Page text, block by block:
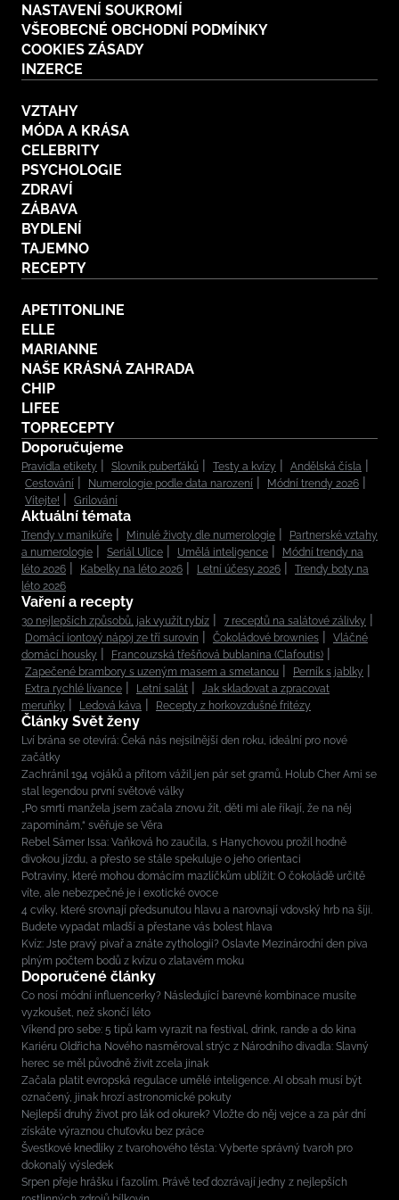
NASTAVENÍ SOUKROMÍ
VŠEOBECNÉ OBCHODNÍ PODMÍNKY
COOKIES ZÁSADY
INZERCE
VZTAHY
MÓDA A KRÁSA
CELEBRITY
PSYCHOLOGIE
ZDRAVÍ
ZÁBAVA
BYDLENÍ
TAJEMNO
RECEPTY
APETITONLINE
ELLE
MARIANNE
NAŠE KRÁSNÁ ZAHRADA
CHIP
LIFEE
TOPRECEPTY
Doporučujeme
Pravidla etikety Slovník puberťáků Testy a kvízy
Andělská čísla
Cestování
Numerologie podle data narození
Módní trendy 2026
Vítejte!
Grilování
Aktuální témata
Trendy v manikúře Minulé životy dle numerologie
Partnerské vztahy
a numerologie
Seriál Ulice Umělá inteligence
Módní trendy na
léto 2026
Kabelky na léto 2026 Letní účesy 2026
Trendy boty na
léto 2026
Vaření a recepty
30 nejlepších způsobů, jak využít rybíz
7 receptů na salátové zálivky
Domácí iontový nápoj ze tří surovin
Čokoládové brownies
Vláčné
domácí housky
Francouzská třešňová bublanina (Clafoutis)
Zapečené brambory s uzeným masem a smetanou
Perník s jablky
Extra rychlé lívance
Letní salát
Jak skladovat a zpracovat
meruňky
Ledová káva Recepty z horkovzdušné fritézy
Články Svět ženy
Lví brána se otevírá: Čeká nás nejsilnější den roku, ideální pro nové
začátky
Zachránil 194 vojáků a přitom vážil jen pár set gramů. Holub Cher Ami se
stal legendou první světové války
„Po smrti manžela jsem začala znovu žít, děti mi ale říkají, že na něj
zapomínám,“ svěřuje se Věra
Rebel Sámer Issa: Vaňková ho zaučila, s Hanychovou prožil hodně
divokou jízdu, a přesto se stále spekuluje o jeho orientaci
Potraviny, které mohou domácím mazlíčkům ublížit: O čokoládě určitě
víte, ale nebezpečné je i exotické ovoce
4 cviky, které srovnají předsunutou hlavu a narovnají vdovský hrb na šíji.
Budete vypadat mladší a přestane vás bolest hlava
Kvíz: Jste pravý pivař a znáte zythologii? Oslavte Mezinárodní den piva
plným počtem bodů z kvízu o zlatavém moku
Doporučené články
Co nosí módní influencerky? Následující barevné kombinace musíte
vyzkoušet, než skončí léto
Víkend pro sebe: 5 tipů kam vyrazit na festival, drink, rande a do kina
Kariéru Oldřicha Nového nasměroval strýc z Národního divadla: Slavný
herec se měl původně živit zcela jinak
Začala platit evropská regulace umělé inteligence. AI obsah musí být
označený, jinak hrozí astronomické pokuty
Nejlepší druhý život pro lák od okurek? Vložte do něj vejce a za pár dní
získáte výraznou chuťovku bez práce
Švestkové knedlíky z tvarohového těsta: Vyberte správný tvaroh pro
dokonalý výsledek
Srpen přeje hrášku i fazolím. Právě teď dozrávají jedny z nejlepších